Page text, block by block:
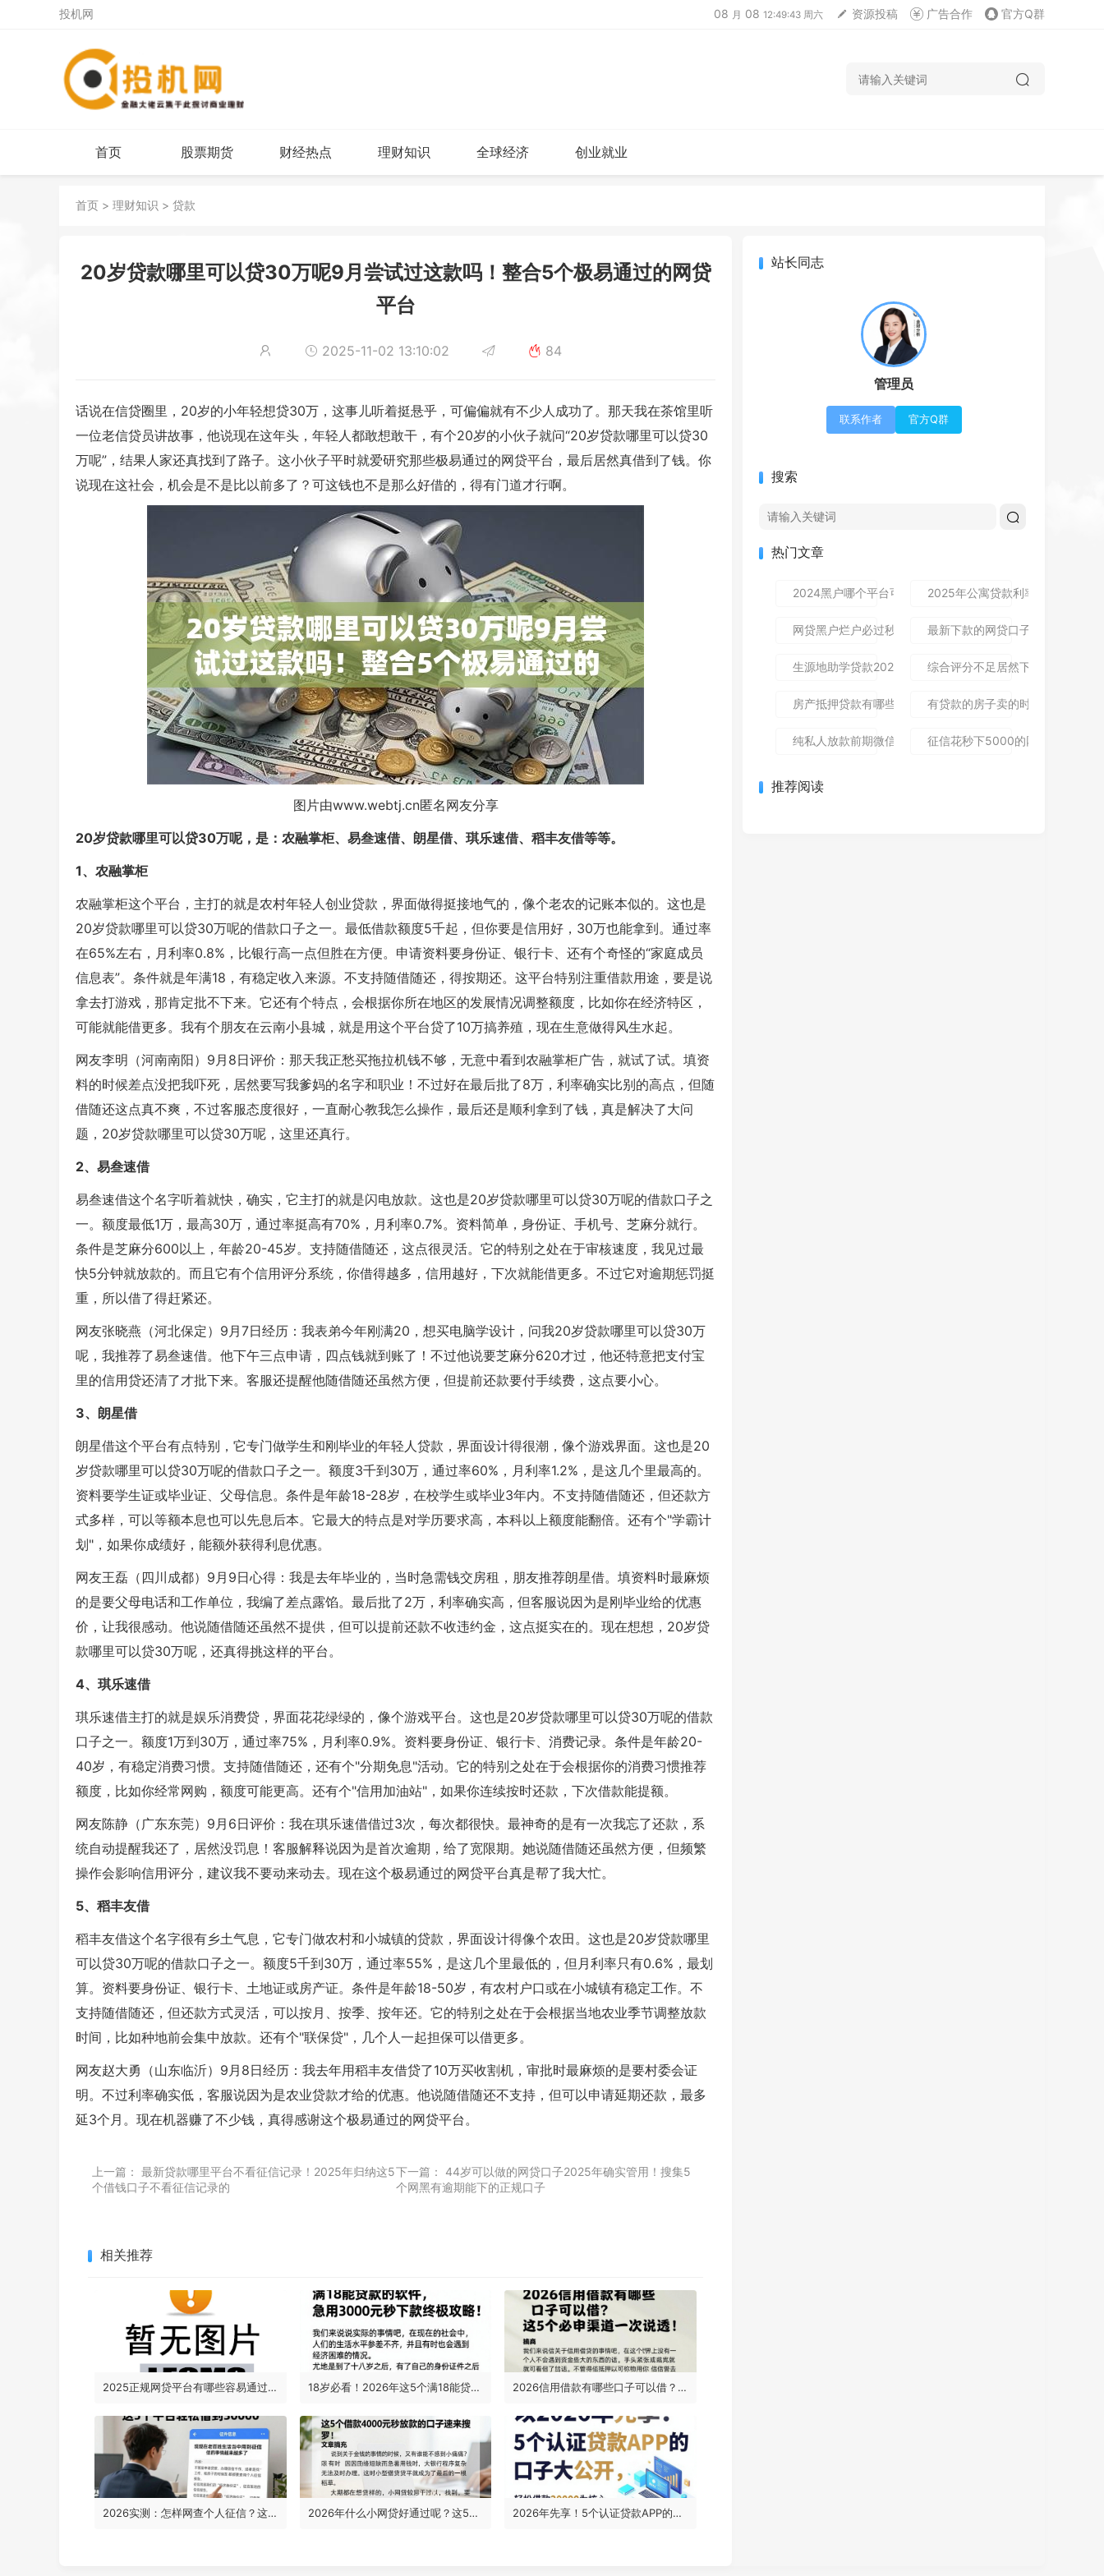
投机网 08 月 08 12:49:44 周六 资源投稿 广告合作 官方Q群
首页 股票期货 财经热点 理财知识 全球经济 创业就业
首页 > 理财知识 > 贷款
20岁贷款哪里可以贷30万呢9月尝试过这款吗！整合5个极易通过的网贷
平台
2025-11-02 13:10:02 84
话说在信贷圈里，20岁的小年轻想贷30万，这事儿听着挺悬乎，可偏偏就有不少人成功了。那天我在茶馆里听
一位老信贷员讲故事，他说现在这年头，年轻人都敢想敢干，有个20岁的小伙子就问“20岁贷款哪里可以贷30
万呢”，结果人家还真找到了路子。这小伙子平时就爱研究那些极易通过的网贷平台，最后居然真借到了钱。你
说现在这社会，机会是不是比以前多了？可这钱也不是那么好借的，得有门道才行啊。
图片由www.webtj.cn匿名网友分享
20岁贷款哪里可以贷30万呢，是：农融掌柜、易叁速借、朗星借、琪乐速借、稻丰友借等等。
1、农融掌柜
农融掌柜这个平台，主打的就是农村年轻人创业贷款，界面做得挺接地气的，像个老农的记账本似的。这也是
20岁贷款哪里可以贷30万呢的借款口子之一。最低借款额度5千起，但你要是信用好，30万也能拿到。通过率
在65%左右，月利率0.8%，比银行高一点但胜在方便。申请资料要身份证、银行卡、还有个奇怪的“家庭成员
信息表”。条件就是年满18，有稳定收入来源。不支持随借随还，得按期还。这平台特别注重借款用途，要是说
拿去打游戏，那肯定批不下来。它还有个特点，会根据你所在地区的发展情况调整额度，比如你在经济特区，
可能就能借更多。我有个朋友在云南小县城，就是用这个平台贷了10万搞养殖，现在生意做得风生水起。
网友李明（河南南阳）9月8日评价：那天我正愁买拖拉机钱不够，无意中看到农融掌柜广告，就试了试。填资
料的时候差点没把我吓死，居然要写我爹妈的名字和职业！不过好在最后批了8万，利率确实比别的高点，但随
借随还这点真不爽，不过客服态度很好，一直耐心教我怎么操作，最后还是顺利拿到了钱，真是解决了大问
题，20岁贷款哪里可以贷30万呢，这里还真行。
2、易叁速借
易叁速借这个名字听着就快，确实，它主打的就是闪电放款。这也是20岁贷款哪里可以贷30万呢的借款口子之
一。额度最低1万，最高30万，通过率挺高有70%，月利率0.7%。资料简单，身份证、手机号、芝麻分就行。
条件是芝麻分600以上，年龄20-45岁。支持随借随还，这点很灵活。它的特别之处在于审核速度，我见过最
快5分钟就放款的。而且它有个信用评分系统，你借得越多，信用越好，下次就能借更多。不过它对逾期惩罚挺
重，所以借了得赶紧还。
网友张晓燕（河北保定）9月7日经历：我表弟今年刚满20，想买电脑学设计，问我20岁贷款哪里可以贷30万
呢，我推荐了易叁速借。他下午三点申请，四点钱就到账了！不过他说要芝麻分620才过，他还特意把支付宝
里的信用贷还清了才批下来。客服还提醒他随借随还虽然方便，但提前还款要付手续费，这点要小心。
3、朗星借
朗星借这个平台有点特别，它专门做学生和刚毕业的年轻人贷款，界面设计得很潮，像个游戏界面。这也是20
岁贷款哪里可以贷30万呢的借款口子之一。额度3千到30万，通过率60%，月利率1.2%，是这几个里最高的。
资料要学生证或毕业证、父母信息。条件是年龄18-28岁，在校学生或毕业3年内。不支持随借随还，但还款方
式多样，可以等额本息也可以先息后本。它最大的特点是对学历要求高，本科以上额度能翻倍。还有个"学霸计
划"，如果你成绩好，能额外获得利息优惠。
网友王磊（四川成都）9月9日心得：我是去年毕业的，当时急需钱交房租，朋友推荐朗星借。填资料时最麻烦
的是要父母电话和工作单位，我编了差点露馅。最后批了2万，利率确实高，但客服说因为是刚毕业给的优惠
价，让我很感动。他说随借随还虽然不提供，但可以提前还款不收违约金，这点挺实在的。现在想想，20岁贷
款哪里可以贷30万呢，还真得挑这样的平台。
4、琪乐速借
琪乐速借主打的就是娱乐消费贷，界面花花绿绿的，像个游戏平台。这也是20岁贷款哪里可以贷30万呢的借款
口子之一。额度1万到30万，通过率75%，月利率0.9%。资料要身份证、银行卡、消费记录。条件是年龄20-
40岁，有稳定消费习惯。支持随借随还，还有个"分期免息"活动。它的特别之处在于会根据你的消费习惯推荐
额度，比如你经常网购，额度可能更高。还有个"信用加油站"，如果你连续按时还款，下次借款能提额。
网友陈静（广东东莞）9月6日评价：我在琪乐速借借过3次，每次都很快。最神奇的是有一次我忘了还款，系
统自动提醒我还了，居然没罚息！客服解释说因为是首次逾期，给了宽限期。她说随借随还虽然方便，但频繁
操作会影响信用评分，建议我不要动来动去。现在这个极易通过的网贷平台真是帮了我大忙。
5、稻丰友借
稻丰友借这个名字很有乡土气息，它专门做农村和小城镇的贷款，界面设计得像个农田。这也是20岁贷款哪里
可以贷30万呢的借款口子之一。额度5千到30万，通过率55%，是这几个里最低的，但月利率只有0.6%，最划
算。资料要身份证、银行卡、土地证或房产证。条件是年龄18-50岁，有农村户口或在小城镇有稳定工作。不
支持随借随还，但还款方式灵活，可以按月、按季、按年还。它的特别之处在于会根据当地农业季节调整放款
时间，比如种地前会集中放款。还有个"联保贷"，几个人一起担保可以借更多。
网友赵大勇（山东临沂）9月8日经历：我去年用稻丰友借贷了10万买收割机，审批时最麻烦的是要村委会证
明。不过利率确实低，客服说因为是农业贷款才给的优惠。他说随借随还不支持，但可以申请延期还款，最多
延3个月。现在机器赚了不少钱，真得感谢这个极易通过的网贷平台。
上一篇： 最新贷款哪里平台不看征信记录！2025年归纳​这5
个借钱口子不看征信记录的
下一篇：
44岁可以做的网贷口子2025年确实管用！搜集5
个网黑有逾期能下的正规口子
相关推荐
2025正规网贷平台有哪些容易通过审核？这5个借款5000审核要求不高，赶紧收藏！ 18岁必看！2026年这5个满18能贷款的软件，急用3000元秒下款终极攻略 2026信用借款有哪些口子可以借？这5个必申渠道一次说透！
2026实测：怎样网查个人征信？这5个平台轻松借到30000 2026年什么小网贷好通过呢？这5个借款4000元秒放款的口子速来搜罗！ 2026年先享！5个认证贷款APP的口子大公开，轻松借款20000
站长同志
管理员
联系作者 官方Q群
搜索
热门文章
2024黑户哪个平台可以借到钱,隆重介绍5个免审秒批的分享
2025年公寓贷款利率是多少？别
网贷黑户烂户必过秒下款9月高通过率指南！顺便整理这5个
最新下款的网贷口子论坛,全网收
生源地助学贷款2025年发放时间及到账流程详解
综合评分不足居然下款了,简单汇
房产抵押贷款有哪些风险？一文讲清所有风险点，新手办理
有贷款的房子卖的时候贷款怎么
纯私人放款前期微信私人贷,为您介绍5款包下款的黑户口子
征信花秒下5000的网贷哪个还能
推荐阅读